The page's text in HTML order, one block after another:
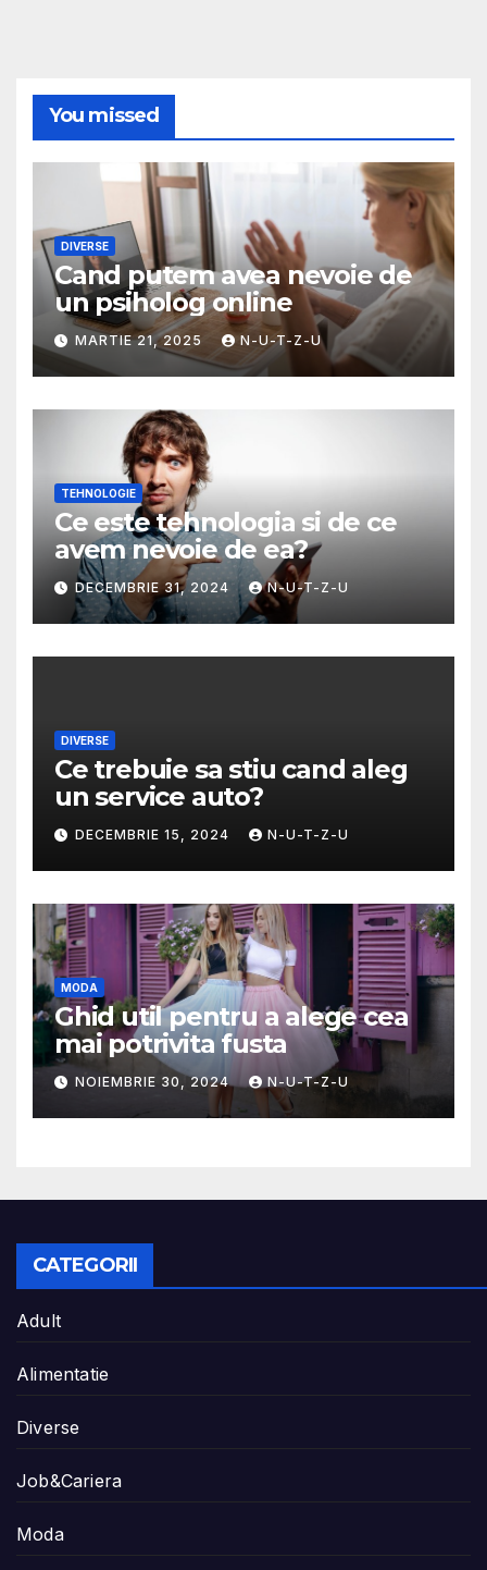
You missed
DIVERSE
Cand putem avea nevoie de
un psiholog online
MARTIE 21, 2025 N-U-T-Z-U
TEHNOLOGIE
Ce este tehnologia si de ce
avem nevoie de ea?
DECEMBRIE 31, 2024 N-U-T-Z-U
DIVERSE
Ce trebuie sa stiu cand aleg
un service auto?
DECEMBRIE 15, 2024 N-U-T-Z-U
MODA
Ghid util pentru a alege cea
mai potrivita fusta
NOIEMBRIE 30, 2024 N-U-T-Z-U
CATEGORII
Adult
Alimentatie
Diverse
Job&Cariera
Moda